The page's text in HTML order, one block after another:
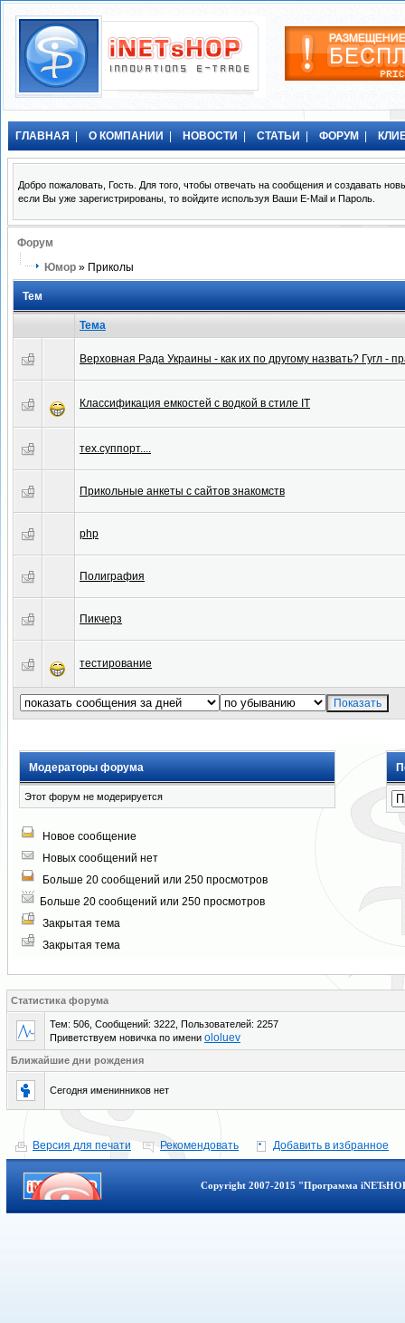
ГЛАВНАЯ О КОМПАНИИ НОВОСТИ СТАТЬИ ФОРУМ
Добро пожаловать, Гость. Для того, чтобы отвечать на сообщения и создавать
если Вы уже зарегистрированы, то войдите используя Ваши E-Mail и Пароль.
Форум
Юмор » Приколы
Тем
Тема
Верховная Рада Украины - как их по другому назвать? Гугл -
Классификация емкостей с водкой в стиле IT
тех.суппорт....
Прикольные анкеты с сайтов знакомств
php
Полиграфия
Пикчерз
тестирование
Модераторы форума
Этот форум не модерируется
Новое сообщение
Новых сообщений нет
Больше 20 сообщений или 250 просмотров
Больше 20 сообщений или 250 просмотров
Закрытая тема
Закрытая тема
Статистика форума
Тем: 506, Сообщений: 3222, Пользователей: 2257
Приветствуем новичка по имени ololuev
Ближайшие дни рождения
Сегодня именинников нет
Версия для печати Рекомендовать Добавить в избранное
Copyright 2007-2015 "Программа